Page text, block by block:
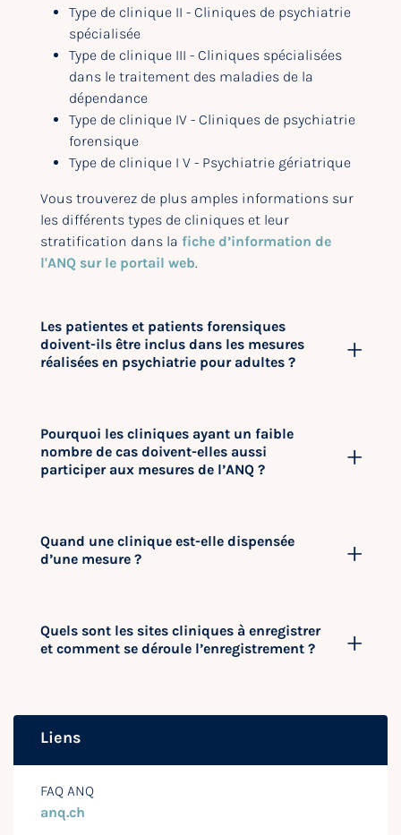
Type de clinique II - Cliniques de psychiatrie
spécialisée
Type de clinique III - Cliniques spécialisées
dans le traitement des maladies de la
dépendance
Type de clinique IV - Cliniques de psychiatrie
forensique
Type de clinique I V - Psychiatrie gériatrique
Vous trouverez de plus amples informations sur
les différents types de cliniques et leur
stratification dans la fiche d’information de
l'ANQ sur le portail web.
Les patientes et patients forensiques
doivent-ils être inclus dans les mesures
réalisées en psychiatrie pour adultes ?
Pourquoi les cliniques ayant un faible
nombre de cas doivent-elles aussi
participer aux mesures de l’ANQ ?
Quand une clinique est-elle dispensée
d’une mesure ?
Quels sont les sites cliniques à enregistrer
et comment se déroule l’enregistrement ?
Liens
FAQ ANQ
anq.ch